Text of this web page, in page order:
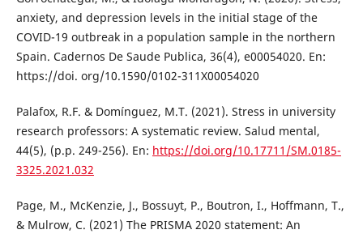
anxiety, and depression levels in the initial stage of the
COVID-19 outbreak in a population sample in the northern
Spain. Cadernos De Saude Publica, 36(4), e00054020. En:
https://doi. org/10.1590/0102-311X00054020
Palafox, R.F. & Domínguez, M.T. (2021). Stress in university
research professors: A systematic review. Salud mental,
44(5), (p.p. 249-256). En: https://doi.org/10.17711/SM.0185-
3325.2021.032
Page, M., McKenzie, J., Bossuyt, P., Boutron, I., Hoffmann, T.,
& Mulrow, C. (2021) The PRISMA 2020 statement: An